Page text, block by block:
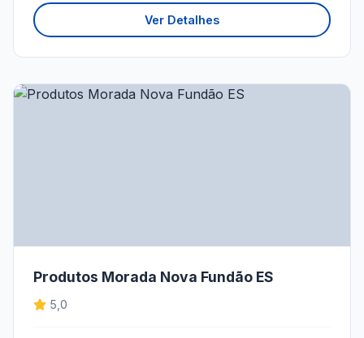
Ver Detalhes
Produtos Morada Nova Fundão ES
5,0